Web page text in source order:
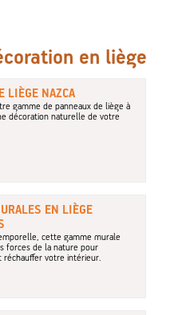
en liège
LIÈGE NAZCA
gamme de panneaux de liège à
décoration naturelle de votre
EN LIÈGE
cette gamme murale
forces de la nature pour
réchauffer votre intérieur.